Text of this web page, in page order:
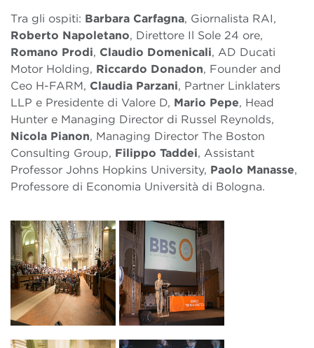
Tra gli ospiti: Barbara Carfagna, Giornalista RAI,
Roberto Napoletano, Direttore Il Sole 24 ore,
Romano Prodi, Claudio Domenicali, AD Ducati
Motor Holding, Riccardo Donadon, Founder and
Ceo H-FARM, Claudia Parzani, Partner Linklaters
LLP e Presidente di Valore D, Mario Pepe, Head
Hunter e Managing Director di Russel Reynolds,
Nicola Pianon, Managing Director The Boston
Consulting Group, Filippo Taddei, Assistant
Professor Johns Hopkins University, Paolo Manasse,
Professore di Economia Università di Bologna.